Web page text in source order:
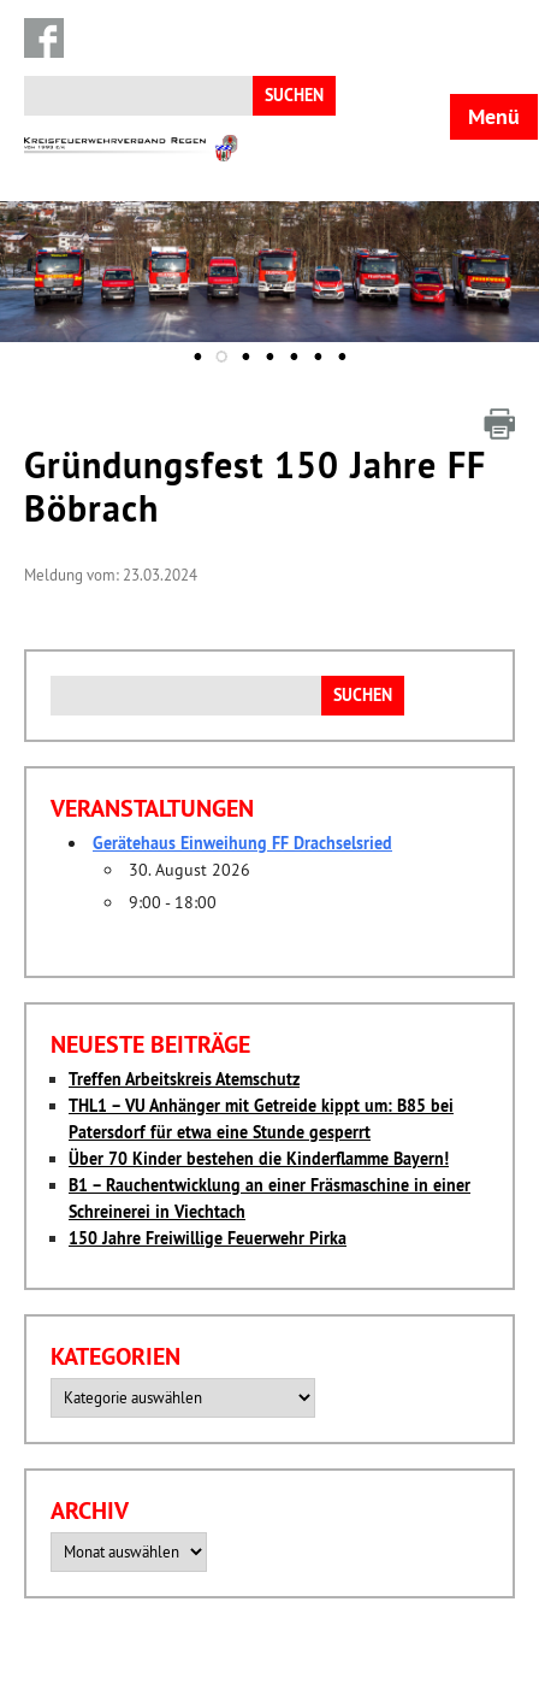
Suchen
nach:
KFV
Menü
Gründungsfest 150 Jahre FF
Böbrach
Meldung vom: 23.03.2024
nach:
VERANSTALTUNGEN
Gerätehaus Einweihung FF Drachselsried
30. August 2026
9:00 - 18:00
NEUESTE BEITRÄGE
Treffen Arbeitskreis Atemschutz
THL1 – VU Anhänger mit Getreide kippt um: B85 bei
Patersdorf für etwa eine Stunde gesperrt
Über 70 Kinder bestehen die Kinderflamme Bayern!
B1 – Rauchentwicklung an einer Fräsmaschine in einer
Schreinerei in Viechtach
150 Jahre Freiwillige Feuerwehr Pirka
KATEGORIEN
ARCHIV